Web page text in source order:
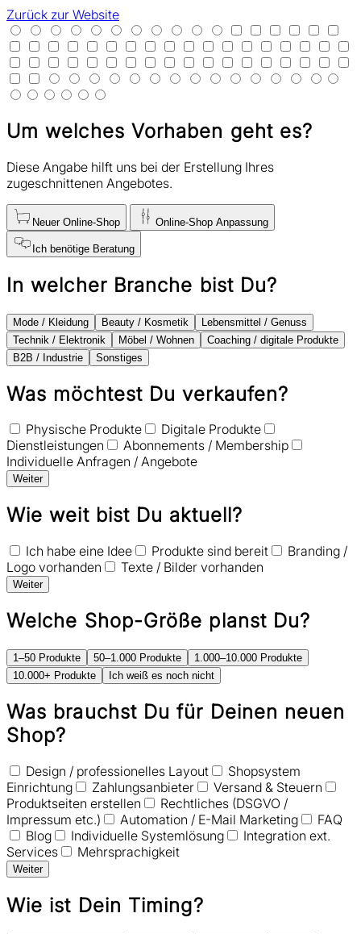
Zurück zur Website
Um welches Vorhaben geht es?
Diese Angabe hilft uns bei der Erstellung Ihres
zugeschnittenen Angebotes.
Neuer Online-Shop Online-Shop Anpassung
Ich benötige Beratung
In welcher Branche bist Du?
Mode / Kleidung Beauty / Kosmetik
Lebensmittel / Genuss
Technik / Elektronik
Möbel / Wohnen
Coaching / digitale Produkte
B2B / Industrie
Sonstiges
Was möchtest Du verkaufen?
Physische Produkte
Digitale Produkte
Dienstleistungen
Abonnements / Membership
Individuelle Anfragen / Angebote
Weiter
Wie weit bist Du aktuell?
Ich habe eine Idee Produkte sind bereit
Branding /
Logo vorhanden
Texte / Bilder vorhanden
Weiter
Welche Shop-Größe planst Du?
1–50 Produkte 50–1.000 Produkte
1.000–10.000 Produkte
10.000+ Produkte
Ich weiß es noch nicht
Was brauchst Du für Deinen neuen
Shop?
Design / professionelles Layout
Shopsystem
Einrichtung
Zahlungsanbieter
Versand & Steuern
Produktseiten erstellen
Rechtliches (DSGVO /
Impressum etc.)
Automation / E-Mail Marketing
FAQ
Blog
Individuelle Systemlösung
Integration ext.
Services
Mehrsprachigkeit
Weiter
Wie ist Dein Timing?